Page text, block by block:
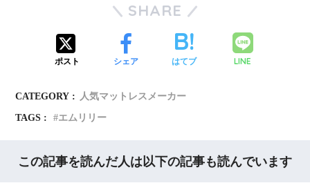
SHARE
ポスト シェア はてブ LINE
CATEGORY : 人気マットレスメーカー
TAGS : エムリリー
この記事を読んだ人は以下の記事も読んでいます